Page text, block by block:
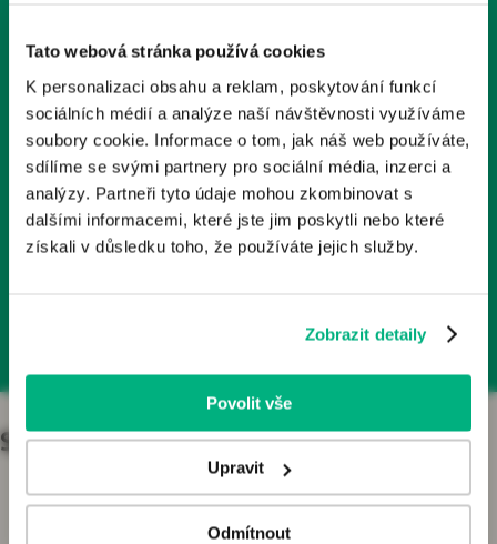
Tato webová stránka používá cookies
K personalizaci obsahu a reklam, poskytování funkcí
sociálních médií a analýze naší návštěvnosti využíváme
soubory cookie. Informace o tom, jak náš web používáte,
sdílíme se svými partnery pro sociální média, inzerci a
analýzy. Partneři tyto údaje mohou zkombinovat s
dalšími informacemi, které jste jim poskytli nebo které
získali v důsledku toho, že používáte jejich služby.
Zobrazit detaily
Povolit vše
Upravit
Odmítnout
Odebírá už 2000+ kolegů
Články, podcasty, rozhovory
Specializace
Chirurgie
Neurochirurgie a Spondylochirurgie
odborníkům v České republice. Nejsou určeny laické
veřejnosti.
Odborníkem je dle § 2a zákona č. 40/1995 Sb., o regulaci
reklamy, v platném znění, osoba oprávněná předepisovat
nebo vydávat léčivé přípravky nebo zdravotnické
prostředky. Pokud osoba, která není odborníkem, vstoupí
na tyto webové stránky, vystavuje se riziku nesprávného
Kliknutím na tlačítko „Jsem odborník“ potvrzujete, že:
definicí pojmu „odborník“;
Jste odborníkem ve smyslu zákona o regulaci
reklamy;
Jste se seznámil/a s riziky, kterým se jiná osoba než
převážně pro odborníky.